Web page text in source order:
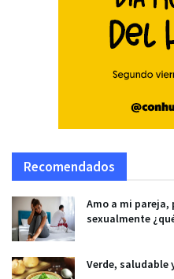
Recomendados
Amo a mi
sexualmente
Verde, saludable